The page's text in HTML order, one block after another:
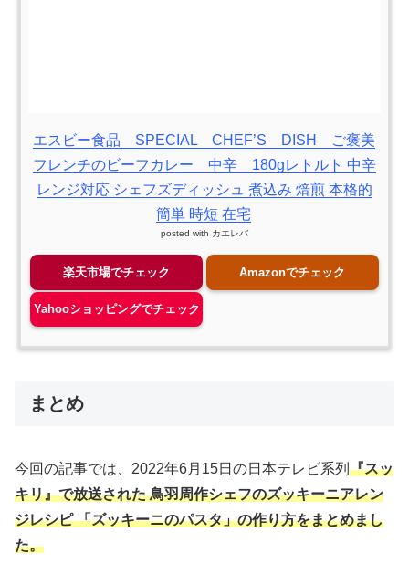
エスビー食品 SPECIAL CHEF’S DISH ご褒美
フレンチのビーフカレー 中辛 180gレトルト 中辛
レンジ対応 シェフズディッシュ 煮込み 焙煎 本格的
簡単 時短 在宅
posted with カエレバ
楽天市場でチェック Amazonでチェック
Yahooショッピングでチェック
まとめ
今回の記事では、2022年6月15日の日本テレビ系列 『スッ
キリ』で放送された 鳥羽周作シェフのズッキーニアレン
ジレシピ 「ズッキーニのパスタ」の作り方をまとめまし
た。